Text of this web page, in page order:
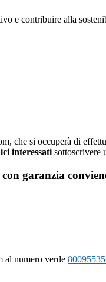
e contribuire alla
che si occuperà di
interessati sottoscrivere
garanzia
al numero verde